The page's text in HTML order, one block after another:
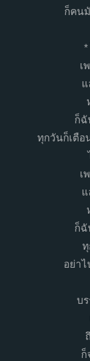
ก็คน
*
เ
แ
ก็ฉั
ทุกวันก็เตือ
เ
แ
ก็ฉั
ทุ
อย่า
บ
ก็